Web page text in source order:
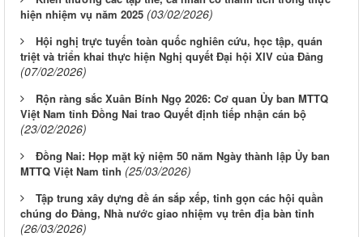
hiện nhiệm vụ năm 2025 (03/02/2026)
Hội nghị trực tuyến toàn quốc nghiên cứu, học tập, quán
triệt và triển khai thực hiện Nghị quyết Đại hội XIV của Đảng
(07/02/2026)
Rộn ràng sắc Xuân Bính Ngọ 2026: Cơ quan Ủy ban MTTQ
Việt Nam tỉnh Đồng Nai trao Quyết định tiếp nhận cán bộ
(23/02/2026)
Đồng Nai: Họp mặt kỷ niệm 50 năm Ngày thành lập Ủy ban
MTTQ Việt Nam tỉnh (25/03/2026)
Tập trung xây dựng đề án sắp xếp, tinh gọn các hội quần
chúng do Đảng, Nhà nước giao nhiệm vụ trên địa bàn tỉnh
(26/03/2026)